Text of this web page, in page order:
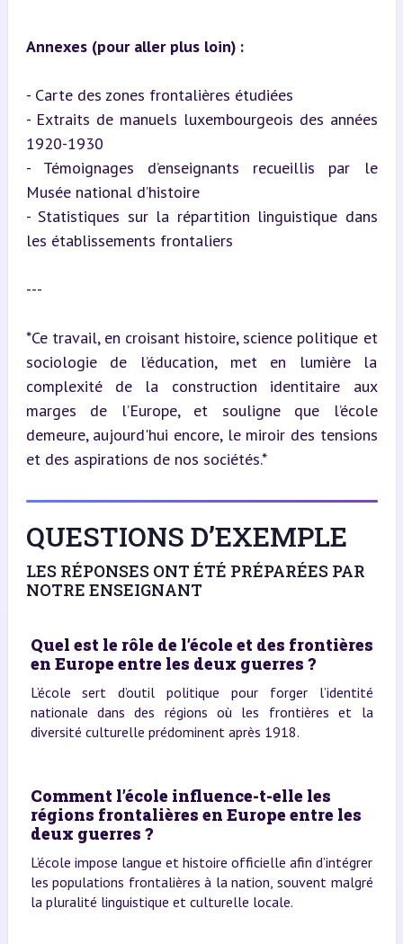
Annexes (pour aller plus loin) :
- Carte des zones frontalières étudiées
- Extraits de manuels luxembourgeois des années
1920-1930
- Témoignages d’enseignants recueillis par le
Musée national d’histoire
- Statistiques sur la répartition linguistique dans
les établissements frontaliers
---
*Ce travail, en croisant histoire, science politique et
sociologie de l’éducation, met en lumière la
complexité de la construction identitaire aux
marges de l’Europe, et souligne que l’école
demeure, aujourd'hui encore, le miroir des tensions
et des aspirations de nos sociétés.*
QUESTIONS D’EXEMPLE
LES RÉPONSES ONT ÉTÉ PRÉPARÉES PAR
NOTRE ENSEIGNANT
Quel est le rôle de l’école et des frontières
en Europe entre les deux guerres ?
L’école sert d’outil politique pour forger l’identité
nationale dans des régions où les frontières et la
diversité culturelle prédominent après 1918.
Comment l’école influence-t-elle les
régions frontalières en Europe entre les
deux guerres ?
L’école impose langue et histoire officielle afin d’intégrer
les populations frontalières à la nation, souvent malgré
la pluralité linguistique et culturelle locale.